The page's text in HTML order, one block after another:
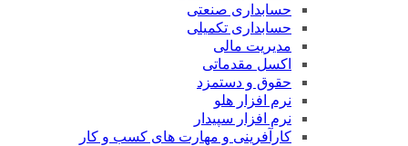
حسابداری صنعتی
حسابداری تکمیلی
مدیریت مالی
اکسل مقدماتی
حقوق و دستمزد
نرم افزار هلو
نرم افزار سپیدار
کارآفرینی و مهارت های کسب و کار